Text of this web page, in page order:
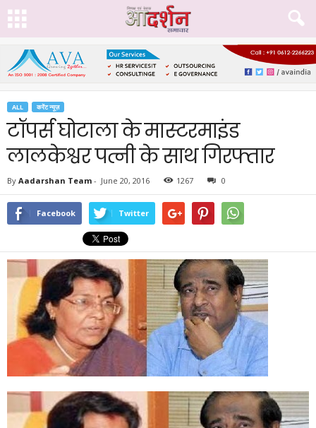
ALL करेंट न्यूज़
टॉपर्स घोटाला के मास्टरमाइंड
लालकेश्वर पत्नी के साथ गिरफ्तार
By Aadarshan Team - June 20, 2016 1267 0
Facebook Twitter